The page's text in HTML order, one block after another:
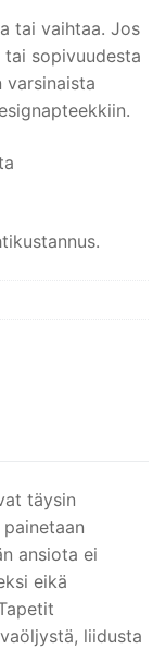
tai vaihtaa. Jos
sopivuudesta
varsinaista
täysin
ansiota ei
eikä
liidusta